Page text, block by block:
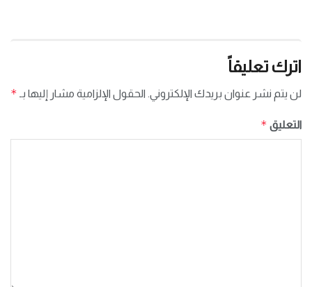
اترك تعليقاً
لن يتم نشر عنوان بريدك الإلكتروني. الحقول الإلزامية مشار إليها بـ *
التعليق *